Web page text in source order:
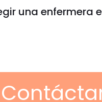
una enfermera